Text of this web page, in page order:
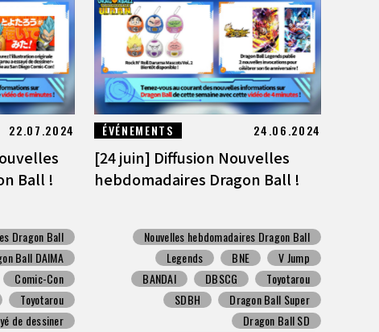
22.07.2024
Ball !
Dragon Ball
Ball DAIMA
Comic-Con
Toyotarou
de dessiner
ÉVÉNEMENTS 24.06.2024
[24 juin] Diffusion Nouvelles
hebdomadaires Dragon Ball !
Nouvelles hebdomadaires Dragon Ball
Legends
BNE
V Jump
BANDAI
DBSCG
Toyotarou
SDBH
Dragon Ball Super
Dragon Ball SD